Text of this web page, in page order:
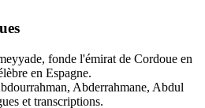
fonde l'émirat de Cordoue en
en Espagne.
Abderrahmane, Abdul
et transcriptions.